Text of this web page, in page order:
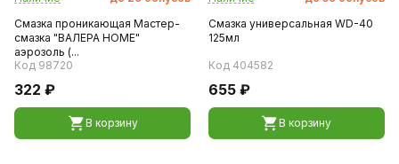
Смазка проникающая Мастер-
смазка "ВАЛЕРА HOME"
аэрозоль (...
Код 98720
322 ₽
В корзину
Смазка универсальная WD-40
125мл
Код 404582
655 ₽
В корзину